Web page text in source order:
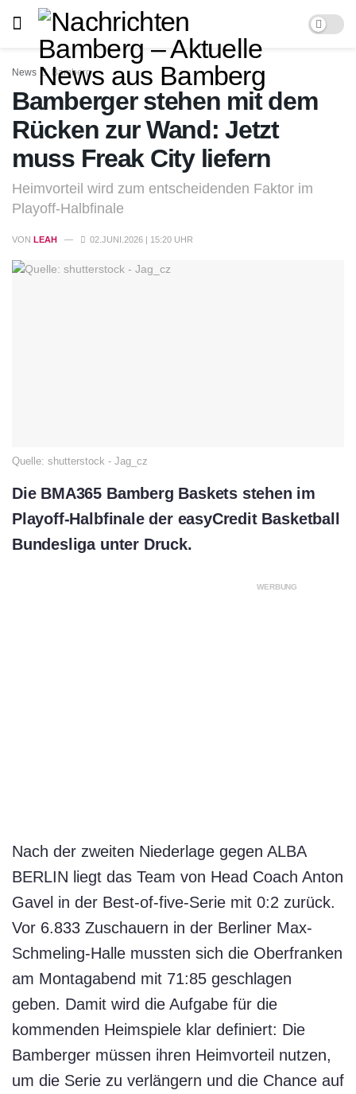
News Bamberg
Bamberger stehen mit dem
Rücken zur Wand: Jetzt
muss Freak City liefern
Heimvorteil wird zum entscheidenden Faktor im
Playoff-Halbfinale
VON LEAH 02.JUNI.2026 | 15:20 UHR
Quelle: shutterstock - Jag_cz
Die BMA365 Bamberg Baskets stehen im
Playoff-Halbfinale der easyCredit Basketball
Bundesliga unter Druck.
WERBUNG
Nach der zweiten Niederlage gegen ALBA
BERLIN liegt das Team von Head Coach Anton
Gavel in der Best-of-five-Serie mit 0:2 zurück.
Vor 6.833 Zuschauern in der Berliner Max-
Schmeling-Halle mussten sich die Oberfranken
am Montagabend mit 71:85 geschlagen
geben. Damit wird die Aufgabe für die
kommenden Heimspiele klar definiert: Die
Bamberger müssen ihren Heimvorteil nutzen,
um die Serie zu verlängern und die Chance auf